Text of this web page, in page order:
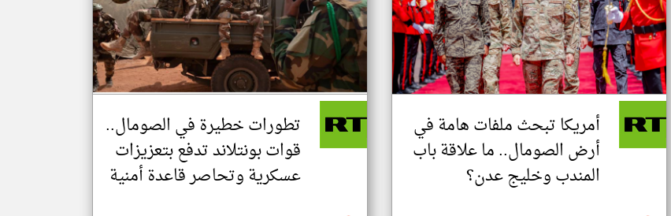
تغيير الدولة
مصادر الأخبار من الصومال
اخبار الصومال على مدار الساعة
أهم اخبار الصومال العاجلة والمباشرة
أمريكا تبحث ملفات هامة في
أرض الصومال.. ما علاقة باب
المندب وخليج عدن؟
تطورات خطيرة في الصومال..
قوات بونتلاند تدفع بتعزيزات
عسكرية وتحاصر قاعدة أمنية
klyoum.com